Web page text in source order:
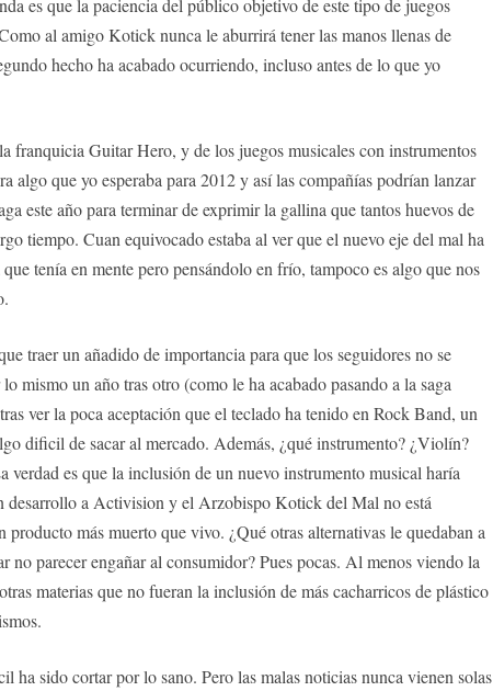
es que la paciencia del público objetivo de este tipo de juegos
al amigo Kotick nunca le aburrirá tener las manos llenas de
hecho ha acabado ocurriendo, incluso antes de lo que yo
franquicia Guitar Hero, y de los juegos musicales con instrumentos
algo que yo esperaba para 2012 y así las compañías podrían lanzar
este año para terminar de exprimir la gallina que tantos huevos de
tiempo. Cuan equivocado estaba al ver que el nuevo eje del mal ha
tenía en mente pero pensándolo en frío, tampoco es algo que nos
traer un añadido de importancia para que los seguidores no se
mismo un año tras otro (como le ha acabado pasando a la saga
ver la poca aceptación que el teclado ha tenido en Rock Band, un
dificil de sacar al mercado. Además, ¿qué instrumento? ¿Violín?
verdad es que la inclusión de un nuevo instrumento musical haría
desarrollo a Activision y el Arzobispo Kotick del Mal no está
producto más muerto que vivo. ¿Qué otras alternativas le quedaban a
no parecer engañar al consumidor? Pues pocas. Al menos viendo la
materias que no fueran la inclusión de más cacharricos de plástico
ha sido cortar por lo sano. Pero las malas noticias nunca vienen solas